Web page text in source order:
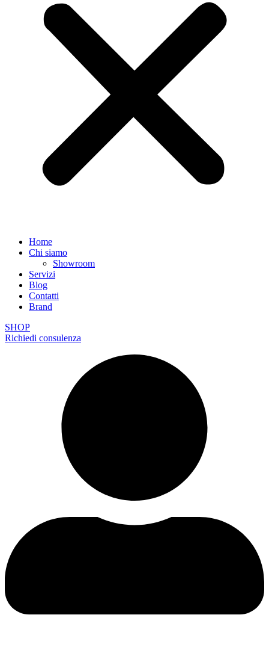
Home
Chi siamo
Showroom
Servizi
Blog
Contatti
Brand
SHOP
Richiedi consulenza